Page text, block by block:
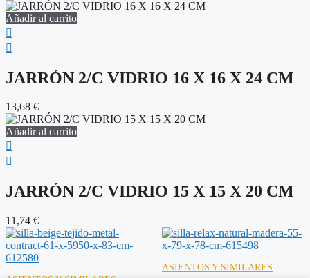
Añadir al carrito
JARRÓN 2/C VIDRIO 16 X 16 X 24 CM
13,68 €
Añadir al carrito
JARRÓN 2/C VIDRIO 15 X 15 X 20 CM
11,74 €
ASIENTOS Y SIMILARES